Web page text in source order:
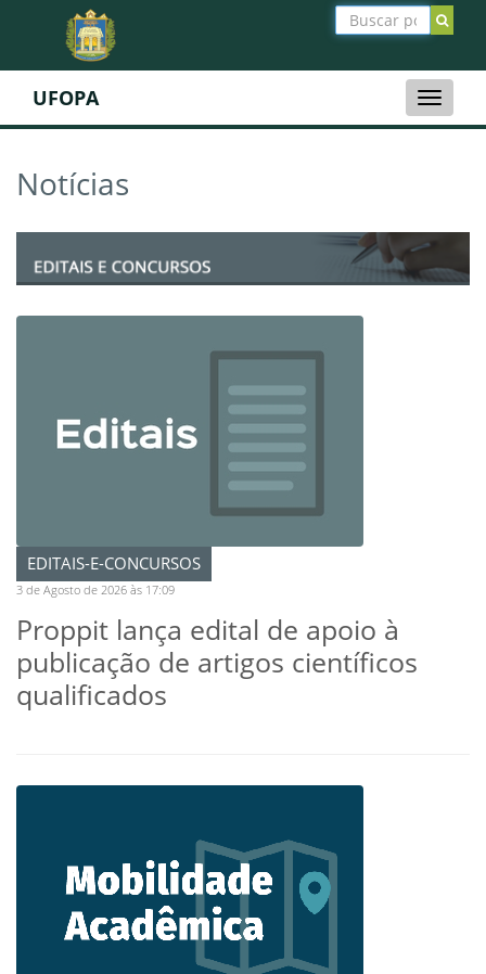
Toggle
UFOPA
Notícias
EDITAIS-E-CONCURSOS
3 de Agosto de 2026 às 17:09
Proppit lança edital de apoio à
publicação de artigos científicos
qualificados